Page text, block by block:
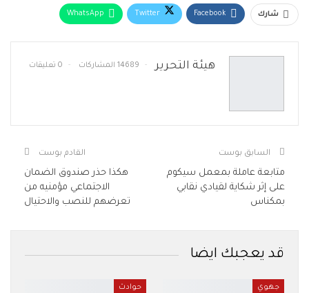
شارك Facebook
Twitter
WhatsApp
هيئة التحرير 14689 المشاركات 0 تعليقات
السابق بوست
متابعة عاملة بمعمل سيكوم
على إثر شكاية لقيادي نقابي
بمكناس
القادم بوست
هكذا حذر صندوق الضمان
الاجتماعي مؤمنيه من
تعرضهم للنصب والاحتيال
قد يعجبك ايضا
جهوي حوادث